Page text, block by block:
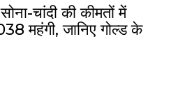
चांदी की कीमतों में
महंगी, जानिए गोल्ड के